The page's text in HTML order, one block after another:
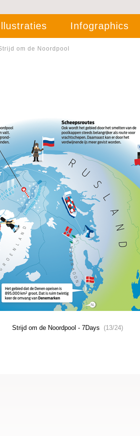
Infographics
om de Noordpool
Strijd om de Noordpool - 7Days (13/24)